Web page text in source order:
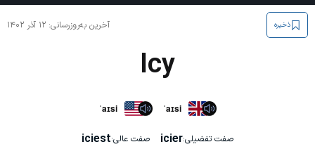
آخرین به‌روزرسانی: ۱۲ آذر ۱۴۰۲ ذخیره
Icy
ˈaɪsi ˈaɪsi
صفت تفضیلی:icier صفت عالی:iciest